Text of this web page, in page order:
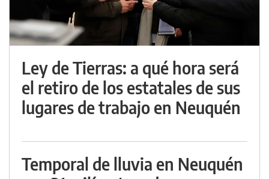
Ley de Tierras: a qué hora será
el retiro de los estatales de sus
lugares de trabajo en Neuquén
Temporal de lluvia en Neuquén